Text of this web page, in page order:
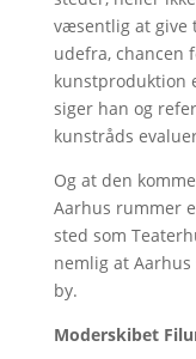
væsentlig at give
udefra, chancen
kunstproduktion
siger han og
kunstråds
Og at den
Aarhus rummer
sted som
nemlig at
by.
Moderskibet